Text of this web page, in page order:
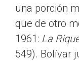
una porción
que de otro
1961: La
549). Bolívar